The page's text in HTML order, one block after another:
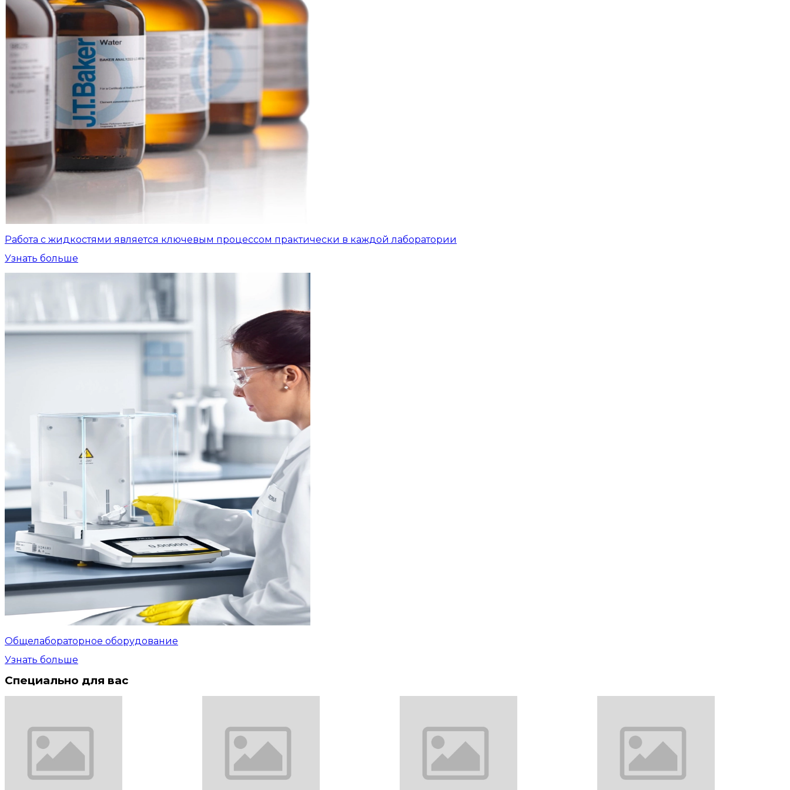
Работа с жидкостями является ключевым процессом практически в каждой лаборатории
Узнать больше
Общелабораторное оборудование
Узнать больше
Специально для вас